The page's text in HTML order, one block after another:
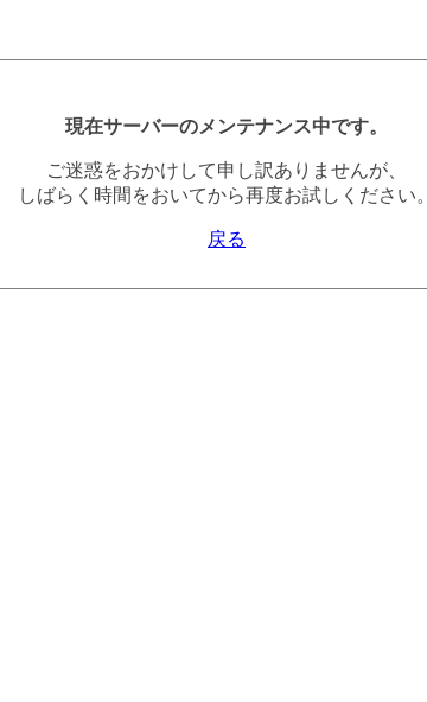
現在サーバーのメンテナンス中です。
ご迷惑をおかけして申し訳ありませんが、
しばらく時間をおいてから再度お試しください。
戻る